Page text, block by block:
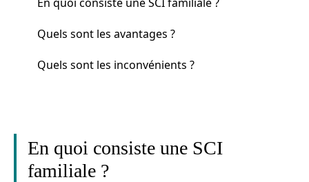
Quels sont les avantages ?
Quels sont les inconvénients ?
En quoi consiste une SCI
familiale ?